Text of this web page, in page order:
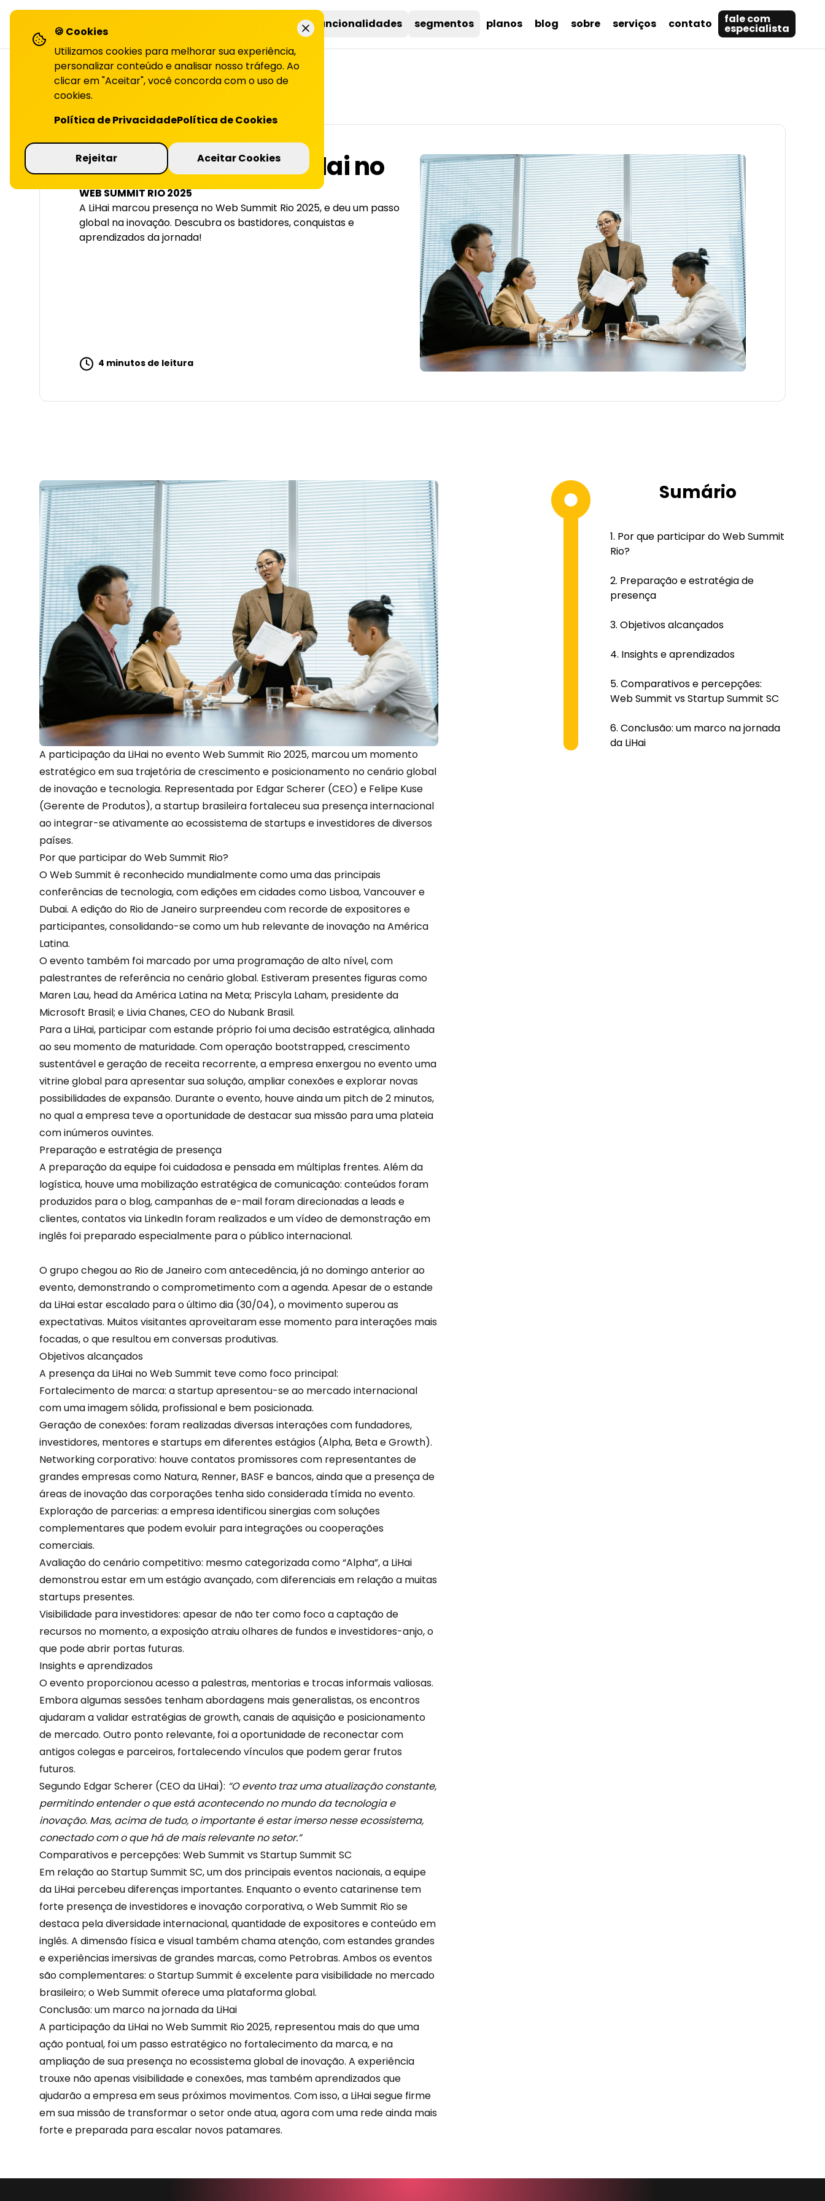
soluções funcionalidades segmentos planos blog sobre serviços contato fale com
especialista
VOLTAR PARA O BLOG
Case de sucesso: LiHai no
WEB SUMMIT RIO 2025
A LiHai marcou presença no Web Summit Rio 2025, e deu um passo
global na inovação. Descubra os bastidores, conquistas e
aprendizados da jornada!
4 minutos de leitura
Sumário
Por que participar do Web Summit
Rio?
Preparação e estratégia de
presença
Objetivos alcançados
Insights e aprendizados
Comparativos e percepções:
Web Summit vs Startup Summit SC
Conclusão: um marco na jornada
da LiHai
A participação da LiHai no evento Web Summit Rio 2025, marcou um momento
estratégico em sua trajetória de crescimento e posicionamento no cenário global
de inovação e tecnologia. Representada por Edgar Scherer (CEO) e Felipe Kuse
(Gerente de Produtos), a startup brasileira fortaleceu sua presença internacional
ao integrar-se ativamente ao ecossistema de startups e investidores de diversos
países.
Por que participar do Web Summit Rio?
O Web Summit é reconhecido mundialmente como uma das principais
conferências de tecnologia, com edições em cidades como Lisboa, Vancouver e
Dubai. A edição do Rio de Janeiro surpreendeu com recorde de expositores e
participantes, consolidando-se como um hub relevante de inovação na América
Latina.
O evento também foi marcado por uma programação de alto nível, com
palestrantes de referência no cenário global. Estiveram presentes figuras como
Maren Lau, head da América Latina na Meta; Priscyla Laham, presidente da
Microsoft Brasil; e Livia Chanes, CEO do Nubank Brasil.
Para a LiHai, participar com estande próprio foi uma decisão estratégica, alinhada
ao seu momento de maturidade. Com operação bootstrapped, crescimento
sustentável e geração de receita recorrente, a empresa enxergou no evento uma
vitrine global para apresentar sua solução, ampliarconexõese explorar novas
possibilidades de expansão. Durante o evento, houve ainda um pitch de 2 minutos,
no qual a empresa teve a oportunidade de destacar sua missão para uma plateia
com inúmeros ouvintes.
Preparação e estratégia de presença
A preparação da equipe foi cuidadosa e pensada em múltiplas frentes. Além da
logística, houve uma mobilização estratégica de comunicação: conteúdos foram
produzidos para o blog, campanhas de e-mail foram direcionadas a leads e
clientes, contatos via LinkedIn foram realizados e um vídeo de demonstração em
inglês foi preparado especialmente para o público internacional.
O grupo chegou ao Rio de Janeiro com antecedência, já no domingo anterior ao
evento, demonstrando o comprometimento com a agenda. Apesar de o estande
da LiHaiestar escalado para o último dia (30/04), o movimento superou as
expectativas. Muitos visitantes aproveitaram esse momento para interações mais
focadas, o que resultou em conversas produtivas.
Objetivos alcançados
A presença da LiHai no Web Summit teve como foco principal:
Fortalecimento de marca: a startup apresentou-se ao mercado internacional
com uma imagem sólida, profissional e bem posicionada.
Geração de conexões: foram realizadas diversas interações com fundadores,
investidores, mentores e startups em diferentes estágios (Alpha, Beta e Growth).
Networking corporativo: houve contatos promissores com representantesde
grandes empresas como Natura, Renner, BASF e bancos, ainda que a presença de
áreas de inovação das corporações tenha sido considerada tímida no evento.
Exploração de parcerias: a empresa identificou sinergias com soluções
complementares que podem evoluir para integrações ou cooperações
comerciais.
Avaliação do cenário competitivo: mesmo categorizada como “Alpha”, a LiHai
demonstrou estar em um estágio avançado, com diferenciais em relação a muitas
startups presentes.
Visibilidade para investidores: apesar de não ter como foco a captação de
recursos no momento, a exposição atraiu olhares de fundos e investidores-anjo, o
que pode abrir portas futuras.
Insights e aprendizados
O evento proporcionou acesso a palestras, mentorias e trocas informais valiosas.
Embora algumas sessões tenham abordagens mais generalistas, os encontros
ajudaram a validar estratégias de growth, canais de aquisição e posicionamento
de mercado. Outro ponto relevante, foi a oportunidade de reconectar com
antigos colegas e parceiros, fortalecendo vínculos que podem gerar frutos
futuros.
Segundo Edgar Scherer (CEO da LiHai): “O evento traz uma atualização constante,
permitindo entender o que está acontecendo no mundo da tecnologia e
inovação. Mas, acima de tudo, o importante é estar imerso nesse ecossistema,
conectado com o que há de mais relevante no setor.”
Comparativos e percepções: Web Summit vs Startup Summit SC
Em relação ao Startup Summit SC, um dos principais eventos nacionais, a equipe
da LiHai percebeu diferenças importantes. Enquanto o evento catarinense tem
forte presença de investidores e inovação corporativa, o Web Summit Rio se
destaca pela diversidade internacional, quantidade de expositores e conteúdo em
inglês. A dimensão física e visual também chama atenção, com estandes grandes
eexperiênciasimersivas de grandes marcas, como Petrobras. Ambos os eventos
são complementares: o Startup Summit é excelente para visibilidade no mercado
brasileiro; o Web Summit oferece uma plataforma global.
Conclusão: um marco na jornada da LiHai
A participação da LiHai no Web Summit Rio 2025, representou mais do que uma
ação pontual, foi um passo estratégico no fortalecimento da marca, e na
ampliação de sua presença no ecossistema global deinovação. A experiência
trouxe não apenas visibilidade e conexões, mas também aprendizados que
ajudarão a empresa em seus próximos movimentos. Com isso, a LiHaisegue firme
em sua missão de transformar o setor onde atua, agora com uma rede ainda mais
forte e preparada para escalar novos patamares.
🍪 Cookies
Utilizamos cookies para melhorar sua experiência,
personalizar conteúdo e analisar nosso tráfego. Ao
clicar em "Aceitar", você concorda com o uso de
cookies.
Política de PrivacidadePolítica de Cookies
Rejeitar Aceitar Cookies